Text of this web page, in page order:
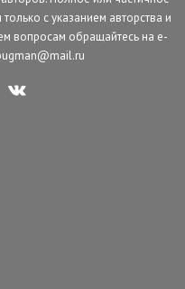
с указанием авторства и
вопросам обращайтесь на e-